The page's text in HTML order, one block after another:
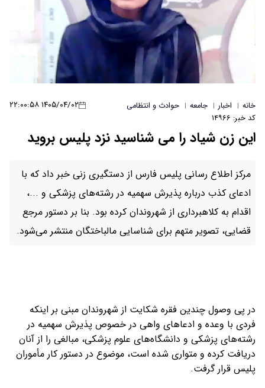
خانه | اخبار | جامعه | حوادث و انتظامی ۱۴۰۵/۰۴/۰۲ ۲۲:۰۰:۵۸
کد خبر: ۱۴۹۶۶
این زن شیاد را می شناسید نزد پلیس بروید
مرکز اطلاع رسانی پلیس فارس از دستگیری زنی خبر داد که با
ادعای کذب درباره پذیرش سهمیه در رشته‌های پزشکی و ...،
اقدام به کلاهبرداری از شهروندان کرده بود. بنا بر دستور مرجع
قضایی، تصویر متهم برای شناسایی مالباختگان منتشر می‌شود.
در پی وصول چندین فقره شکایت از شهروندان مبنی بر اینکه
فردی با وعده و ادعاهای واهی در خصوص پذیرش سهمیه در
رشته‌های پزشکی و دانشگاه‌های علوم پزشکی، مبالغی را از آنان
دریافت کرده و متواری شده است، موضوع در دستور کار مأموران
پلیس قرار گرفت.